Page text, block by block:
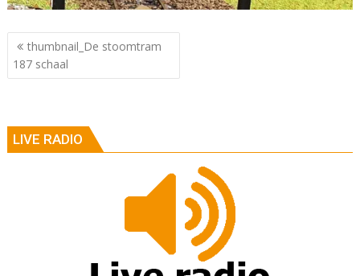
Berichtnavigatie
thumbnail_De stoomtram
187 schaal
LIVE RADIO